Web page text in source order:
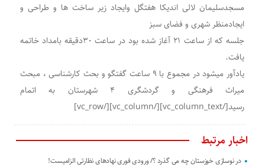
مسجدسلیمان لالی اندیکا هفتگل وایجاد زیر ساخت ها و طراحی و
ایجادمنظر شهری و فضای سبز
جلسه که از ساعت ۲۱ آغاز شده بود در ساعت ۳۰دقیقه بامداد خاتمه
یافت.
یادآور میشود در مجموع با ۹ ساعت گفتگو و بحث کارشناسی ، مبحث
میراث فرهنگی و گردشگری ۴ شهرستان به اتمام
رسید[/vc_column_text][/vc_column][/vc_row]
اخبار مرتبط
در نوسازی خوزستان چه می گذرد ؟/ ورودی فوری نهادهای نظارتی الزامیست!